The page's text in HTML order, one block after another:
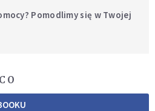
Pomodlimy się w Twojej